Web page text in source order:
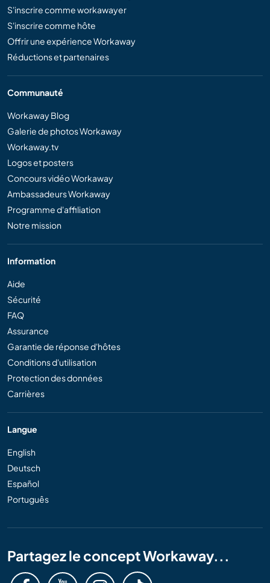
S'inscrire comme workawayer
S'inscrire comme hôte
Offrir une expérience Workaway
Réductions et partenaires
Communauté
Workaway Blog
Galerie de photos Workaway
Workaway.tv
Logos et posters
Concours vidéo Workaway
Ambassadeurs Workaway
Programme d'affiliation
Notre mission
Information
Aide
Sécurité
FAQ
Assurance
Garantie de réponse d'hôtes
Conditions d'utilisation
Protection des données
Carrières
Langue
English
Deutsch
Español
Português
Partagez le concept Workaway...